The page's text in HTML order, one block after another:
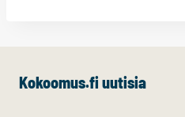
Kokoomus.fi uutisia